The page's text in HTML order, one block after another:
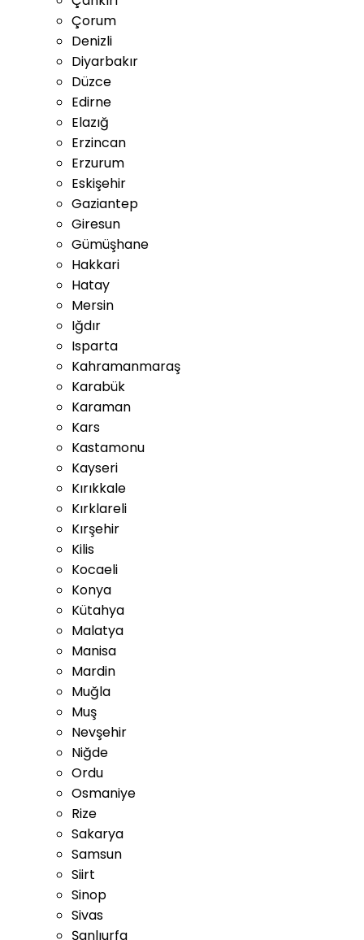
Çorum
Denizli
Diyarbakır
Düzce
Edirne
Elazığ
Erzincan
Erzurum
Eskişehir
Gaziantep
Giresun
Gümüşhane
Hakkari
Hatay
Mersin
Iğdır
Isparta
Kahramanmaraş
Karabük
Karaman
Kars
Kastamonu
Kayseri
Kırıkkale
Kırklareli
Kırşehir
Kilis
Kocaeli
Konya
Kütahya
Malatya
Manisa
Mardin
Muğla
Muş
Nevşehir
Niğde
Ordu
Osmaniye
Rize
Sakarya
Samsun
Siirt
Sinop
Sivas
Şanlıurfa